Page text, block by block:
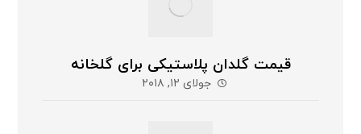
قیمت گلدان پلاستیکی برای گلخانه
جولای ۱۲, ۲۰۱۸